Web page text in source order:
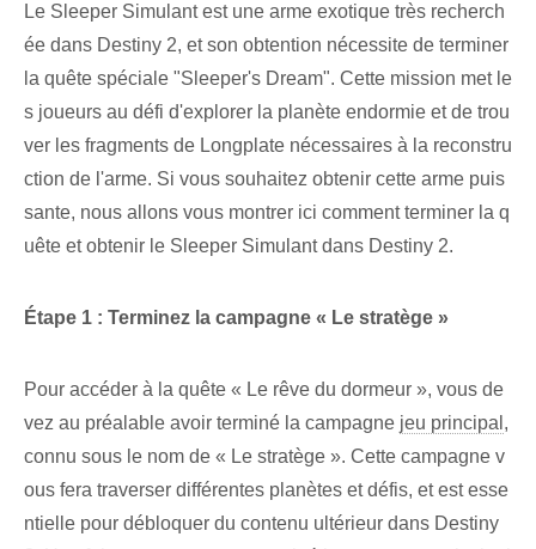
Le Sleeper Simulant est une arme exotique très recherch
ée dans Destiny 2, et son obtention nécessite de terminer
la quête spéciale "Sleeper's Dream". Cette mission met le
s joueurs au défi d'explorer la planète endormie et de trou
ver les fragments de Longplate nécessaires à la reconstru
ction de l'arme. Si vous souhaitez obtenir cette arme puis
sante, nous allons vous montrer ici comment terminer la q
uête et obtenir le Sleeper Simulant dans Destiny 2.
Étape 1 : Terminez la campagne « Le stratège »
Pour accéder à la quête « Le rêve du dormeur », vous de
vez au préalable avoir terminé la campagne jeu principal ,
connu sous le nom de « Le stratège ». Cette campagne v
ous fera traverser différentes planètes et défis, et est esse
ntielle pour débloquer du contenu ultérieur dans Destiny